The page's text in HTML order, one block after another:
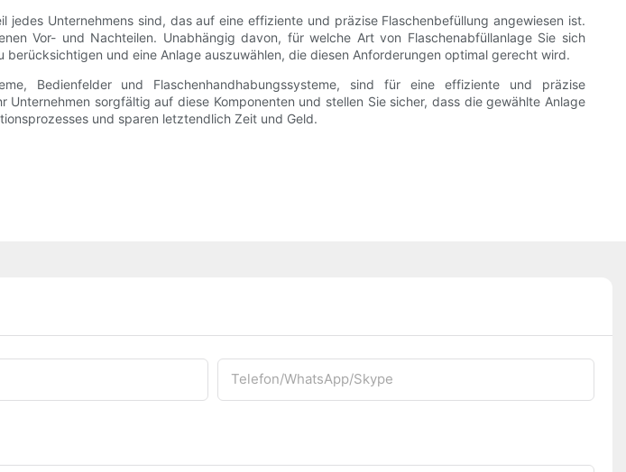
Unternehmens sind, das auf eine effiziente und präzise Flaschenbefüllung angewiesen ist.
Vor- und Nachteilen. Unabhängig davon, für welche Art von Flaschenabfüllanlage Sie sich
und eine Anlage auszuwählen, die diesen Anforderungen optimal gerecht wird.
Bedienfelder und Flaschenhandhabungssysteme, sind für eine effiziente und präzise
sorgfältig auf diese Komponenten und stellen Sie sicher, dass die gewählte Anlage
und sparen letztendlich Zeit und Geld.
Telefon/WhatsApp/Skype